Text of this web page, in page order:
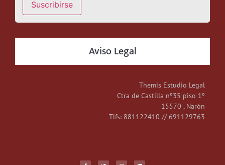
Aviso Legal
Themis Estudio Legal
Ctra de Castilla nº35 piso 1º
15570 , Narón
Tlfs: 881122410 // 691129763